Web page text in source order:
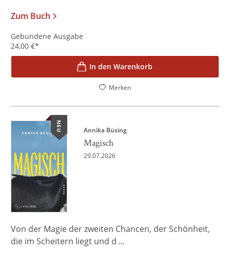
Zum Buch
Gebundene Ausgabe
24,00 €*
In den Warenkorb
Merken
NEU Annika Büsing
Magisch
29.07.2026
Von der Magie der zweiten Chancen, der Schönheit,
die im Scheitern liegt und d ...